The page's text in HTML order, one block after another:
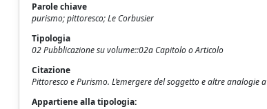
Parole chiave
purismo; pittoresco; Le Corbusier
Tipologia
02 Pubblicazione su volume::02a Capitolo o Articolo
Citazione
Pittoresco e Purismo. L’emergere del soggetto e altre analogie
Appartiene alla tipologia: